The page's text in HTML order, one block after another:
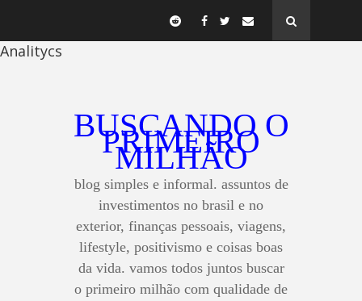
Analitycs
BUSCANDO O
PRIMEIRO
MILHÃO
blog simples e informal. assuntos de
investimentos no brasil e no
exterior, finanças pessoais, viagens,
lifestyle, positivismo e coisas boas
da vida. vamos todos juntos buscar
o primeiro milhão com qualidade de